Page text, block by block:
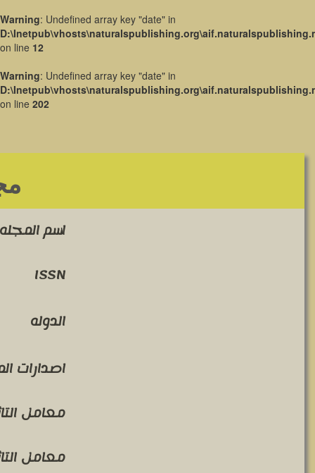
Warning: Undefined array key "date" in
on line 12
Warning: Undefined array key "date" in
on line 202
اسم المجله
ISSN
الدوله
اصدارات
معامل
معامل